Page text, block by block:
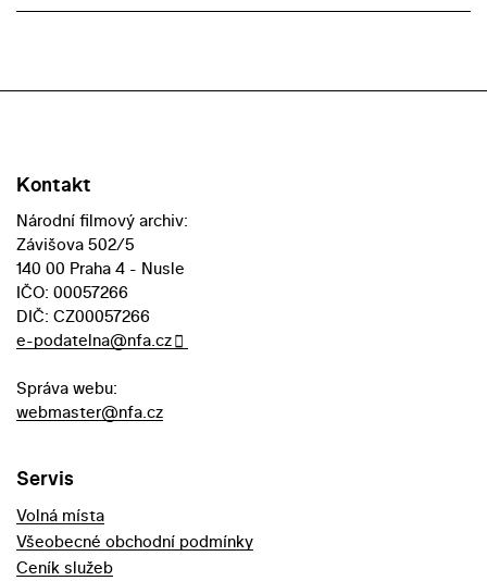
Kontakt
Národní filmový archiv:
Závišova 502/5
140 00 Praha 4 - Nusle
IČO: 00057266
DIČ: CZ00057266
e-podatelna@nfa.cz
Správa webu:
webmaster@nfa.cz
Servis
Volná místa
Všeobecné obchodní podmínky
Ceník služeb